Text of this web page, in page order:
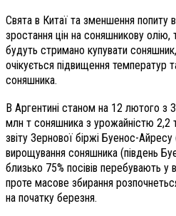
Свята в Китаї та зменшення попиту
зростання цін на соняшникову олію,
будуть стримано купувати
очікується підвищення температур
соняшника.
В Аргентині станом на 12 лютого з
млн т соняшника з урожайністю
звіту Зернової біржі Буенос-
вирощування соняшника (південь
близько 75% посівів перебувають у
проте масове збирання
на початку березня.